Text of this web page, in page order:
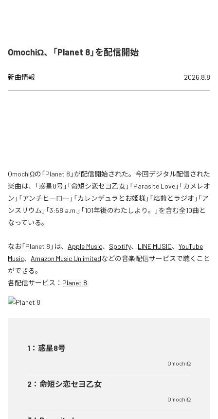
OmochiΩ、「Planet 8」を配信開始
新曲情報 2026.8.8
OmochiΩの「Planet 8」が配信開始された。今回デジタル配信された
楽曲は、「惑星8号」「命短シ恋セヨ乙女」「Parasite Love」「カメレオ
ン」「アンチヒーロー」「カレンデュラとお姫様」「焙煎とラジオ」「ア
ンスリウム」「3:58 a.m.」「101年後のわたしより。」を含む全10曲と
なっている。
なお「Planet 8 」は、 Apple Music、 Spotify、 LINE MUSIC、 YouTube
Music、 Amazon Music Unlimitedなどの音楽配信サービスで聴くこと
ができる。
各配信サービス： Planet 8
1 ： 惑星8号
OmochiΩ
2 ： 命短シ恋セヨ乙女
OmochiΩ